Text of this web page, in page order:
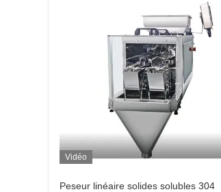
Vidéo
Peseur linéaire solides solubles 304